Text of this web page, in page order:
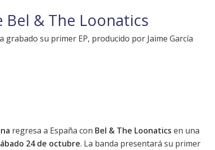
& The Loonatics
su primer EP, producido por Jaime García
regresa a España con Bel & The Loonatics en una
24 de octubre. La banda presentará su primer